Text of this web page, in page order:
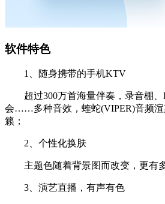
软件特色
1、随身携带的手机KTV
超过300万首海量伴奏，录音棚、
会……多种音效，蝰蛇(VIPER)音频渲
籁；
2、个性化换肤
主题色随着背景图而改变，更有多
3、演艺直播，有声有色